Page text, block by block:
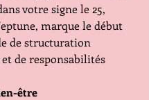
votre signe le 25,
marque le début
de structuration
de responsabilités
être